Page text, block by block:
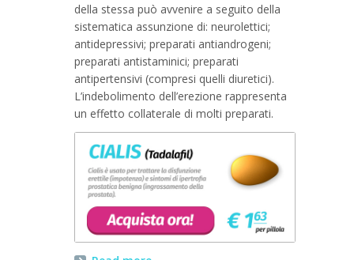
della stessa può avvenire a seguito della
sistematica assunzione di: neurolettici;
antidepressivi; preparati antiandrogeni;
preparati antistaminici; preparati
antipertensivi (compresi quelli diuretici).
L’indebolimento dell’erezione rappresenta
un effetto collaterale di molti preparati.